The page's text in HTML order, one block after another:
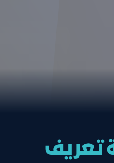
تعريف